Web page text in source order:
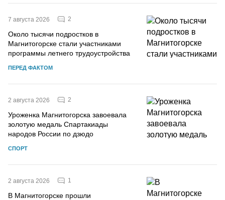
7 августа 2026 2
Около тысячи подростков в
Магнитогорске стали участниками
программы летнего трудоустройства
ПЕРЕД ФАКТОМ
2 августа 2026 2
Уроженка Магнитогорска завоевала
золотую медаль Спартакиады
народов России по дзюдо
СПОРТ
2 августа 2026 1
В Магнитогорске прошли